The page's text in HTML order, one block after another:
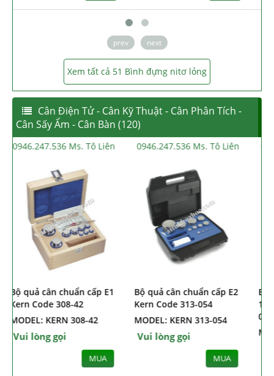
prev next
Xem tất cả 51 Bình đựng nitơ lỏng
Cân Điện Tử - Cân Kỹ Thuật - Cân Phân Tích -
Cân Sấy Ẩm - Cân Bàn (120)
0946.247.536 Ms. Tô Liên
Bộ quả cân chuẩn cấp E1
Kern Code 308-42
MODEL: KERN 308-42
Vui lòng gọi
MUA
0946.247.536 Ms. Tô Liên
Bộ quả cân chuẩn cấp E2
Kern Code 313-054
MODEL: KERN 313-054
Vui lòng gọi
MUA